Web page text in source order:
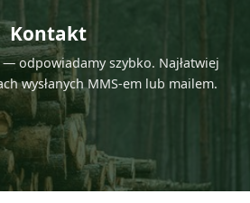
Cennik
Kontakt
odpowiadamy szybko. Najłatwiej
wysłanych MMS-em lub mailem.